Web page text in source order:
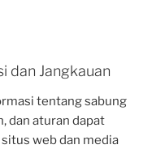
dan Jangkauan
tentang sabung
dan aturan dapat
web dan media